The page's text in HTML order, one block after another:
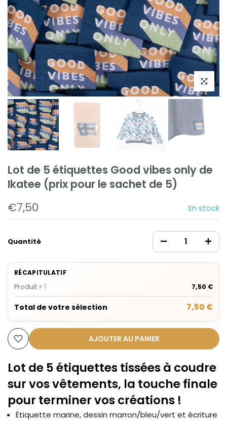
Cliquez
Lot de 5 étiquettes Good vibes only de
Ikatee (prix pour le sachet de 5)
€7,50 En stock
Quantité
RÉCAPITULATIF
Produit × 1 7,50 €
Total de votre sélection 7,50 €
AJOUTER AU PANIER
Lot de 5 étiquettes tissées à coudre
sur vos vêtements, la touche finale
pour terminer vos créations !
Étiquette marine, dessin marron/bleu/vert et écriture